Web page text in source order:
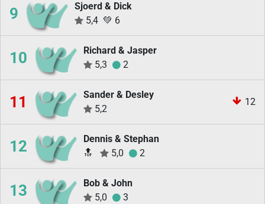
9
Sjoerd & Dick
5,4 💚 6
10
Richard & Jasper
5,3
2
11
Sander & Desley
5,2
12
12
Dennis & Stephan
🔝
5,0 2
13
Bob & John
5,0
3